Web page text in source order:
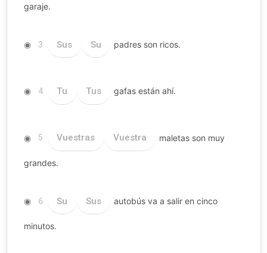
garaje.
◉ 3 Sus Su padres son ricos.
◉ 4 Tu Tus gafas están ahí.
◉ 5 Vuestras Vuestra maletas son muy
grandes.
◉ 6 Su Sus autobús va a salir en cinco
minutos.